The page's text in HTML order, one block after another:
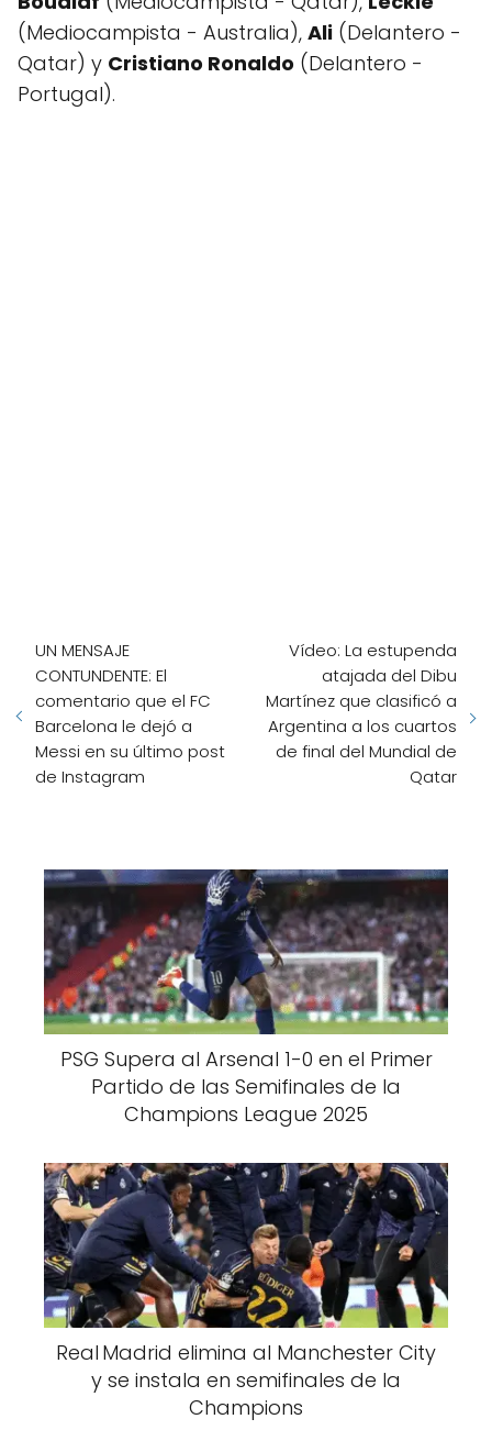
(Mediocampista - Australia), Ali (Delantero -
Qatar) y Cristiano Ronaldo (Delantero -
Portugal).
UN MENSAJE
CONTUNDENTE: El
comentario que el FC
Barcelona le dejó a
Messi en su último post
de Instagram
Vídeo: La estupenda
atajada del Dibu
Martínez que clasificó a
Argentina a los cuartos
de final del Mundial de
Qatar
PSG Supera al Arsenal 1-0 en el Primer
Partido de las Semifinales de la
Champions League 2025
Real Madrid elimina al Manchester City
y se instala en semifinales de la
Champions